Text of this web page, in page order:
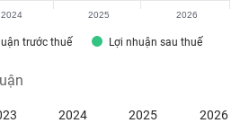
trước thuế Lợi nhuận sau thuế
2024 2025 2026
2024 2025
2026